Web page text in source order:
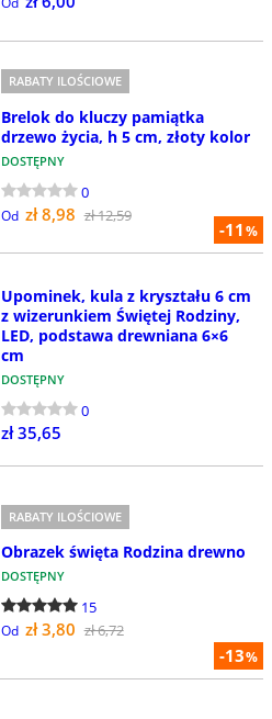
-11%
RABATY ILOŚCIOWE
Brelok do kluczy pamiątka
drzewo życia, h 5 cm, złoty kolor
DOSTĘPNY
0
Od zł 8,98 zł 12,59
Upominek, kula z kryształu 6 cm
z wizerunkiem Świętej Rodziny,
LED, podstawa drewniana 6×6
cm
DOSTĘPNY
0
zł 35,65
-13%
RABATY ILOŚCIOWE
Obrazek święta Rodzina drewno
DOSTĘPNY
15
Od zł 3,80 zł 6,72